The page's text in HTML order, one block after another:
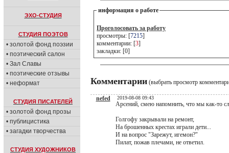
ЭХО-СТУДИЯ
СТУДИЯ ПОЭТОВ
• золотой фонд поэзии
• поэтический салон
• Зал Славы
• поэтические отзывы
• неформат
СТУДИЯ ПИСАТЕЛЕЙ
• золотой фонд прозы
• публицистика
• загадки творчества
СТУДИЯ ХУДОЖНИКОВ
информация о работе
Проголосовать за работу
просмотры: [7215]
комментарии: [3]
закладки: [0]
Комментарии (выбрать просмотр
nefed 2019-08-08 09:43
Арсений, смею напомнить, что мы как-то
Голгофу закрывали на ремонт,
На брошенных крестах играли дети...
И на вопрос "Зарежут, игемон?"
Пилат, пожав плечами, не ответил.